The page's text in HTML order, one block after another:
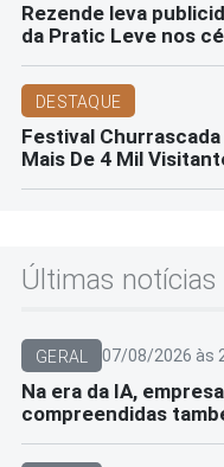
Rezende leva
da Pratic Leve nos
DESTAQUE
Festival
Mais De 4 Mil
Últimas notícias
GERAL 07/08/2026 às
Na era da IA,
compreendidas